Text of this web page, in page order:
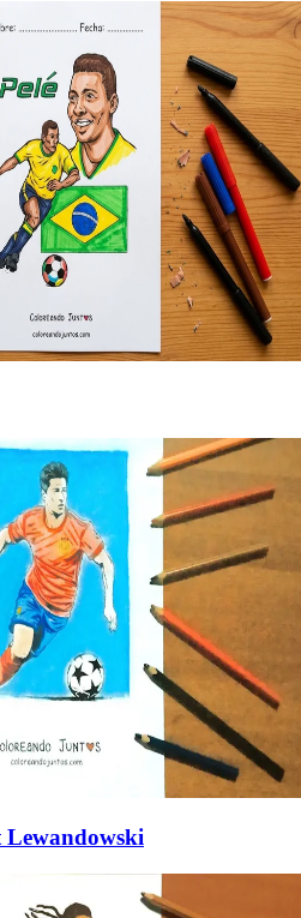
Lewandowski